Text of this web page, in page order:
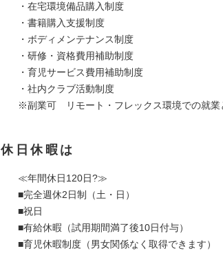
・在宅環境備品購入制度
・書籍購入支援制度
・ボディメンテナンス制度
・研修・資格費用補助制度
・育児サービス費用補助制度
・社内クラブ活動制度
※副業可 リモート・フレックス環境での就業
休日休暇は
≪年間休日120日?≫
■完全週休2日制（土・日）
■祝日
■有給休暇（試用期間満了後10日付与）
■育児休暇制度（男女関係なく取得できます）